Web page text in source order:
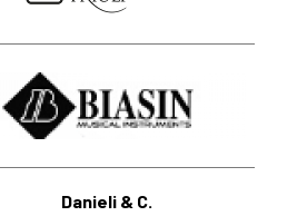
Danieli & C.